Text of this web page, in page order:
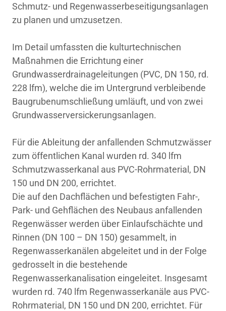
Schmutz- und Regenwasserbeseitigungsanlagen
zu planen und umzusetzen.
Im Detail umfassten die kulturtechnischen
Maßnahmen die Errichtung einer
Grundwasserdrainageleitungen (PVC, DN 150, rd.
228 lfm), welche die im Untergrund verbleibende
Baugrubenumschließung umläuft, und von zwei
Grundwasserversickerungsanlagen.
Für die Ableitung der anfallenden Schmutzwässer
zum öffentlichen Kanal wurden rd. 340 lfm
Schmutzwasserkanal aus PVC-Rohrmaterial, DN
150 und DN 200, errichtet.
Die auf den Dachflächen und befestigten Fahr-,
Park- und Gehflächen des Neubaus anfallenden
Regenwässer werden über Einlaufschächte und
Rinnen (DN 100 – DN 150) gesammelt, in
Regenwasserkanälen abgeleitet und in der Folge
gedrosselt in die bestehende
Regenwasserkanalisation eingeleitet. Insgesamt
wurden rd. 740 lfm Regenwasserkanäle aus PVC-
Rohrmaterial, DN 150 und DN 200, errichtet. Für